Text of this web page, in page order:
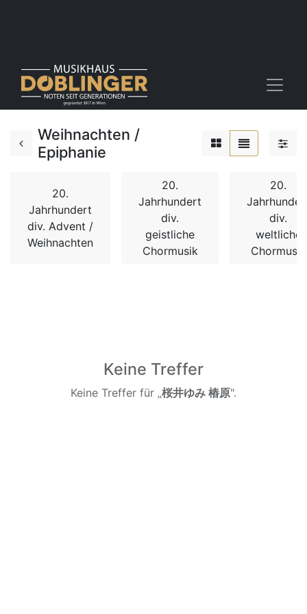
Weihnachten /
Epiphanie
20.
Jahrhundert
div. Advent /
Weihnachten
20.
Jahrhundert
div.
geistliche
Chormusik
20.
div.
weltliche
Chormusik
Keine Treffer
Keine Treffer für „桜井ゆみ 樁原".